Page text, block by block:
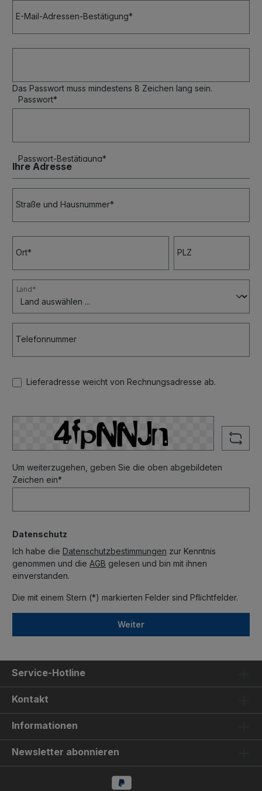
E-Mail-Adressen-Bestätigung*
Passwort*
Das Passwort muss mindestens 8 Zeichen lang sein.
Passwort-Bestätigung*
Ihre Adresse
Straße und Hausnummer*
Ort* PLZ
Land*
Telefonnummer
Lieferadresse weicht von Rechnungsadresse ab.
Um weiterzugehen, geben Sie die oben abgebildeten
Zeichen ein*
Datenschutz
Ich habe die Datenschutzbestimmungen zur Kenntnis
genommen und die AGB gelesen und bin mit ihnen
einverstanden.
Die mit einem Stern (*) markierten Felder sind Pflichtfelder.
Weiter
Service-Hotline
Kontakt
Informationen
Newsletter abonnieren